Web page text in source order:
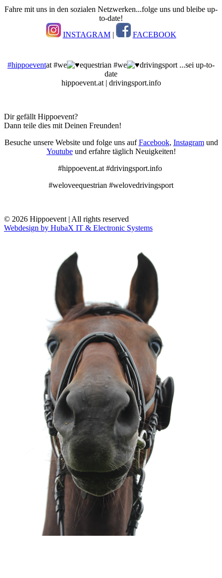
Fahre mit uns in den sozialen Netzwerken...folge uns und bleibe up-
to-date!
INSTAGRAM| FACEBOOK
#hippoeventat #we equestrian #we
drivingsport ...sei up-to-
date
hippoevent.at | drivingsport.info
Dir gefällt Hippoevent?
Dann teile dies mit Deinen Freunden!
Besuche unsere Website und folge uns aufFacebook, Instagramund
Youtubeund erfahre täglich Neuigkeiten!
#hippoevent.at #drivingsport.info
#weloveequestrian #welovedrivingsport
© 2026 Hippoevent | All rights reserved
Webdesign by HubaX IT & Electronic Systems